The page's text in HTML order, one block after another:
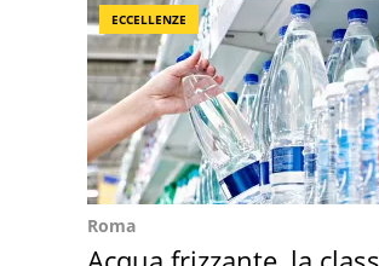
ECCELLENZE
Roma